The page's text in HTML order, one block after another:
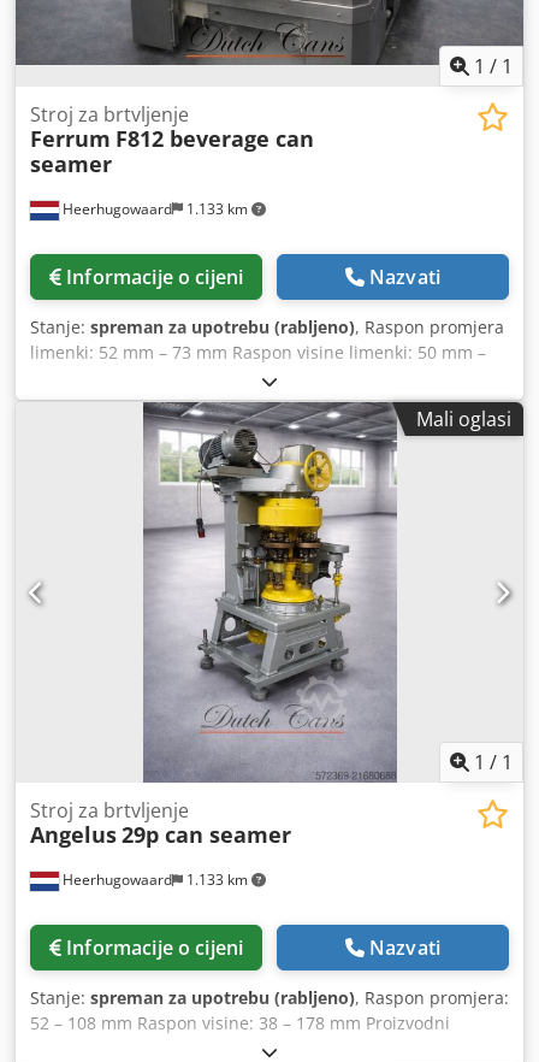
1 / 1
Heerhugowaard 1.133 km
Stroj za brtvljenje
Ferrum F812 beverage can
seamer
Informacije o cijeni Nazvati
Stanje: spreman za upotrebu (rabljeno), Raspon promjera
limenki: 52 mm – 73 mm Raspon visine limenki: 50 mm –
190 mm Glave: 12 Crodpsyyq Dtjfx Aifef Kapacitet: do 1200
limenki u minuti
Mali oglasi
1 / 1
Heerhugowaard 1.133 km
Stroj za brtvljenje
Angelus29p can seamer
Informacije o cijeni Nazvati
Stanje: spreman za upotrebu (rabljeno), Raspon promjera:
52 – 108 mm Raspon visine: 38 – 178 mm Proizvodni
kapacitet: 150 kom/min Broj glava: 4 Credpfoyzyvusx Aifef